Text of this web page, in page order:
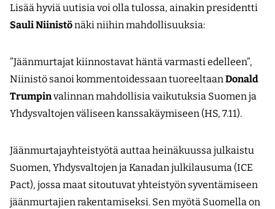
Lisää hyviä uutisia voi olla tulossa, ainakin presidentti
Sauli Niinistönäki niihin mahdollisuuksia:
”Jäänmurtajat kiinnostavat häntä varmasti edelleen”,
Niinistö sanoi kommentoidessaan tuoreeltaanDonald
Trumpinvalinnan mahdollisia vaikutuksia Suomen ja
Yhdysvaltojen väliseen kanssakäymiseen (HS, 7.11).
Jäänmurtajayhteistyötä auttaa heinäkuussa julkaistu
Suomen, Yhdysvaltojen ja Kanadan julkilausuma (ICE
Pact), jossa maat sitoutuvat yhteistyön syventämiseen
jäänmurtajien rakentamiseksi. Sen myötä Suomella on